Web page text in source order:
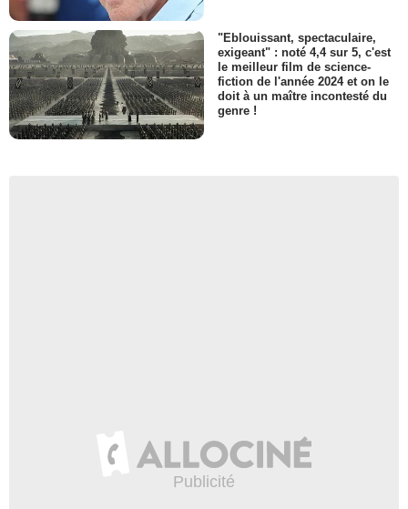
"Eblouissant, spectaculaire,
exigeant" : noté 4,4 sur 5, c'est
le meilleur film de science-
fiction de l'année 2024 et on le
doit à un maître incontesté du
genre !